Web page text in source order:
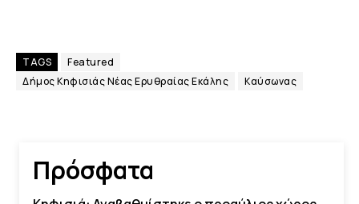
TAGS
Featured
Δήμος Κηφισιάς Νέας Ερυθραίας Εκάλης
Καύσωνας
Πρόσφατα